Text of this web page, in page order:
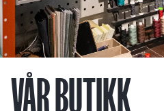
VÅR BUTIKK